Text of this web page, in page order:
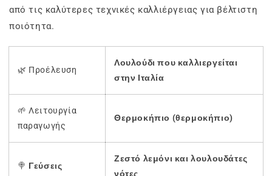
από τις καλύτερες τεχνικές καλλιέργειας για βέλτιστη
ποιότητα.
🌿 Προέλευση
Λουλούδι που καλλιεργείται
στην Ιταλία
🌱 Λειτουργία
παραγωγής
Θερμοκήπιο (θερμοκήπιο)
🍭 Γεύσεις
Ζεστό λεμόνι και λουλουδάτες
νότες